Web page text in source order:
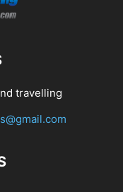
travelling